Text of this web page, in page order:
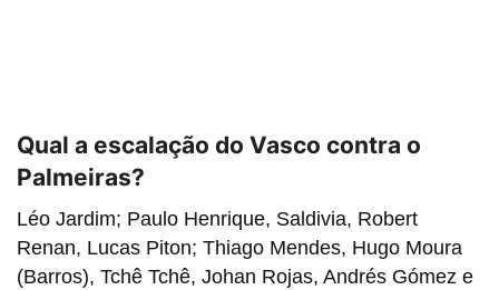
Qual a escalação do Vasco contra o
Palmeiras?
Léo Jardim; Paulo Henrique, Saldivia, Robert
Renan, Lucas Piton; Thiago Mendes, Hugo Moura
(Barros), Tchê Tchê, Johan Rojas, Andrés Gómez e